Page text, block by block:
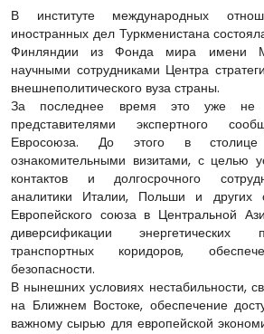
В институте международных
иностранных дел Туркменистана
Финляндии из Фонда мира имени
научными сотрудниками Центра
внешнеполитического вуза страны.
За последнее время это уже не
представителями экспертного
Евросоюза. До этого в столице
ознакомительными визитами, с целью
контактов и долгосрочного
аналитики Италии, Польши и других
Европейского союза в Центральной
диверсификации энергетических
транспортных коридоров,
безопасности.
В нынешних условиях нестабильности,
на Ближнем Востоке, обеспечение
важному сырью для европейской